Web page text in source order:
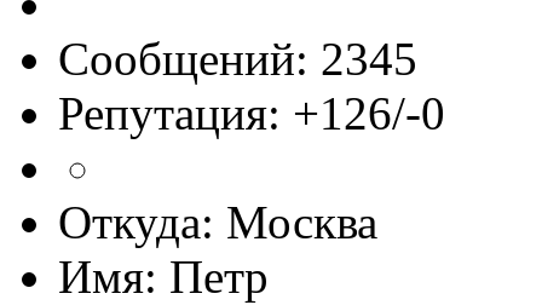
Сообщений: 2345
Репутация: +126/-0
Откуда: Москва
Имя: Петр